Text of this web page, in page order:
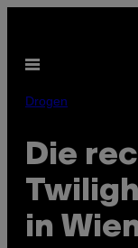
content
Open
Drogen
Die
in